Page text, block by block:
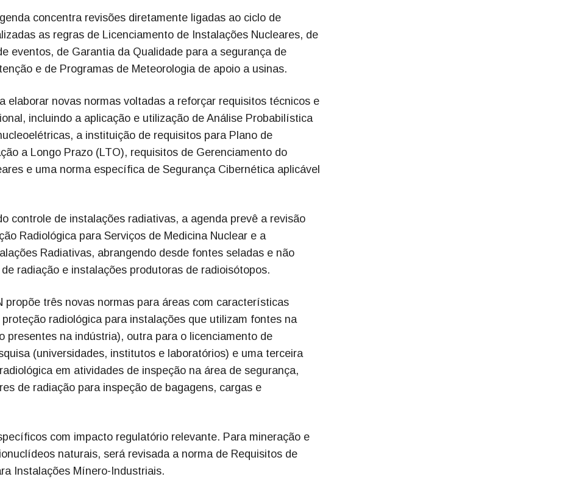
concentra revisões diretamente ligadas ao ciclo de
as regras de Licenciamento de Instalações Nucleares, de
eventos, de Garantia da Qualidade para a segurança de
e de Programas de Meteorologia de apoio a usinas.
elaborar novas normas voltadas a reforçar requisitos técnicos e
incluindo a aplicação e utilização de Análise Probabilística
a instituição de requisitos para Plano de
a Longo Prazo (LTO), requisitos de Gerenciamento do
e uma norma específica de Segurança Cibernética aplicável
controle de instalações radiativas, a agenda prevê a revisão
Radiológica para Serviços de Medicina Nuclear e a
Radiativas, abrangendo desde fontes seladas e não
radiação e instalações produtoras de radioisótopos.
propõe três novas normas para áreas com características
radiológica para instalações que utilizam fontes na
presentes na indústria), outra para o licenciamento de
(universidades, institutos e laboratórios) e uma terceira
em atividades de inspeção na área de segurança,
de radiação para inspeção de bagagens, cargas e
com impacto regulatório relevante. Para mineração e
naturais, será revisada a norma de Requisitos de
Instalações Mínero-Industriais.